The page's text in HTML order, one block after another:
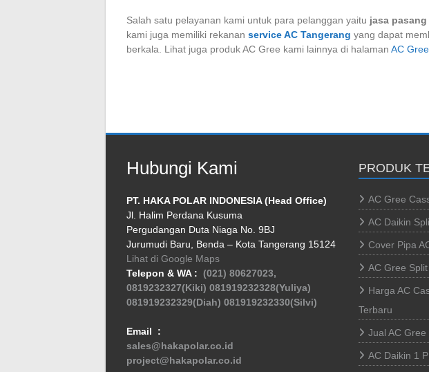
Salah satu pelayanan kami untuk para pelanggan yaitu jasa pasang
kami juga memiliki rekanan service AC Tangerang yang dapat
berkala. Lihat juga produk AC Gree kami lainnya di halaman AC
Hubungi Kami
PT. HAKA POLAR INDONESIA (Head Office)
Jl. Halim Perdana Kusuma
Pergudangan Duta Niaga No. 9BJ
Jurumudi Baru, Benda – Kota Tangerang 15124
Lihat di Google Maps
Telepon & WA : (021) 80627023,
0819232327(Kiki) 081919232328(Yuliya)
081919232329(Diah) 081919232330(Silvi)
Email :
sales@hakapolar.co.id
project@hakapolar.co.id
PRODUK
AC Gree
AC Daikin
Cover Pipa
AC Gree
Harga AC
Terbaru
Jual AC
AC Daikin 1